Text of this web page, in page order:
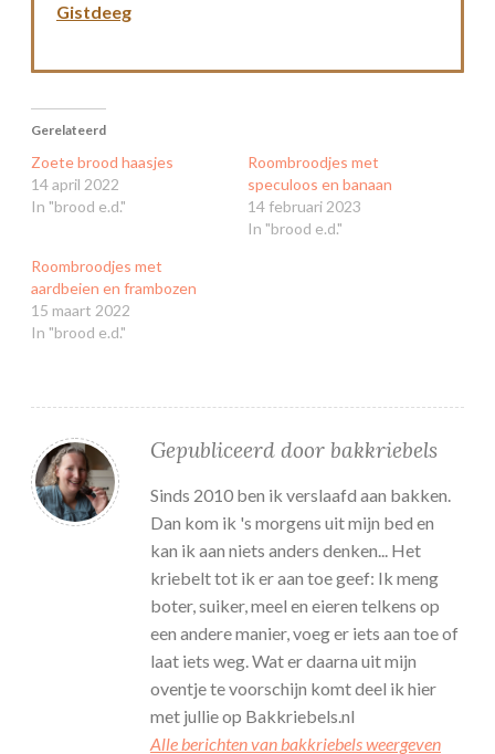
Gistdeeg
Gerelateerd
Zoete brood haasjes
14 april 2022
In "brood e.d."
Roombroodjes met
speculoos en banaan
14 februari 2023
In "brood e.d."
Roombroodjes met
aardbeien en frambozen
15 maart 2022
In "brood e.d."
Gepubliceerd door bakkriebels
Sinds 2010 ben ik verslaafd aan bakken.
Dan kom ik 's morgens uit mijn bed en
kan ik aan niets anders denken... Het
kriebelt tot ik er aan toe geef: Ik meng
boter, suiker, meel en eieren telkens op
een andere manier, voeg er iets aan toe of
laat iets weg. Wat er daarna uit mijn
oventje te voorschijn komt deel ik hier
met jullie op Bakkriebels.nl
Alle berichten van bakkriebels weergeven